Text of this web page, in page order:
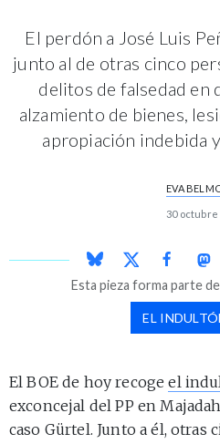
El perdón a José Luis
junto al de otras cinco
delitos de falsedad en
alzamiento de bienes,
apropiación indebida
EVA
30 octubre
Esta pieza forma parte
EL
El BOE de hoy recogeel
exconcejal del PP en
caso Gürtel. Junto a él, otras